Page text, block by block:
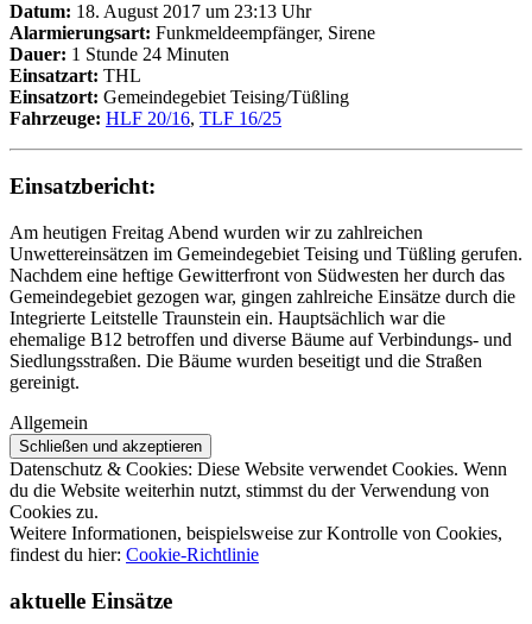
Datum: 18. August 2017 um 23:13 Uhr
Alarmierungsart: Funkmeldeempfänger, Sirene
Dauer: 1 Stunde 24 Minuten
Einsatzart: THL
Einsatzort: Gemeindegebiet Teising/Tüßling
Fahrzeuge: HLF 20/16, TLF 16/25
Einsatzbericht:
Am heutigen Freitag Abend wurden wir zu zahlreichen
Unwettereinsätzen im Gemeindegebiet Teising und Tüßling gerufen.
Nachdem eine heftige Gewitterfront von Südwesten her durch das
Gemeindegebiet gezogen war, gingen zahlreiche Einsätze durch die
Integrierte Leitstelle Traunstein ein. Hauptsächlich war die
ehemalige B12 betroffen und diverse Bäume auf Verbindungs- und
Siedlungsstraßen. Die Bäume wurden beseitigt und die Straßen
gereinigt.
Allgemein
Datenschutz & Cookies: Diese Website verwendet Cookies. Wenn
du die Website weiterhin nutzt, stimmst du der Verwendung von
Cookies zu.
Weitere Informationen, beispielsweise zur Kontrolle von Cookies,
findest du hier: Cookie-Richtlinie
aktuelle Einsätze